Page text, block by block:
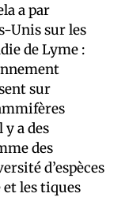
a par
Unis sur les
de Lyme :
sur
y a des
des
d’espèces
et les tiques